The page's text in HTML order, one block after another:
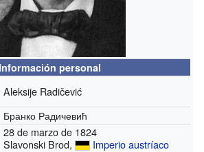
Información personal
Aleksije Radičević
Бранко Радичевић
28 de marzo de 1824
Slavonski Brod,
Imperio austríaco